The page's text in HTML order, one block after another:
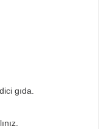
gıda.